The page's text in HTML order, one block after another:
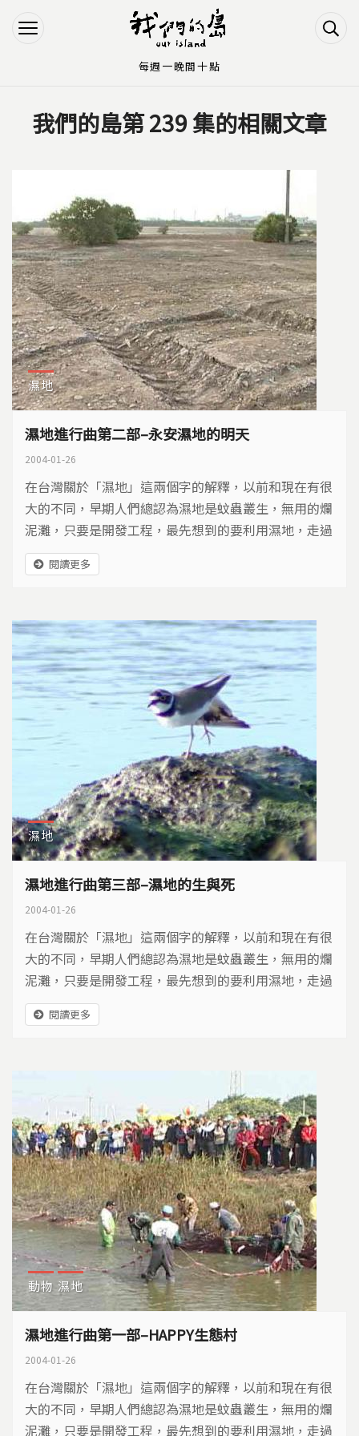
Jump to Navigation
Jump to Main content
您在這裡
我們的島第 239 集的相關文章
濕地
濕地進行曲第二部–永安濕地的明天
2004-01-26
在台灣關於「濕地」這兩個字的解釋，以前和現在有很
大的不同，早期人們總認為濕地是蚊蟲叢生，無用的爛
泥灘，只要是開發工程，最先想到的要利用濕地，走過
填海造陸、海岸大肆開發的年代，這些被蠶食之後，所
遺留下的濕地，現在反倒成為稀世珍寶，是生物的樂
閱讀更多
濕地
濕地進行曲第三部–濕地的生與死
2004-01-26
在台灣關於「濕地」這兩個字的解釋，以前和現在有很
大的不同，早期人們總認為濕地是蚊蟲叢生，無用的爛
泥灘，只要是開發工程，最先想到的要利用濕地，走過
填海造陸、海岸大肆開發的年代，這些被蠶食之後，所
遺留下的濕地，現在反倒成為稀世珍寶，是生物的樂
閱讀更多
動物 濕地
濕地進行曲第一部–HAPPY生態村
2004-01-26
在台灣關於「濕地」這兩個字的解釋，以前和現在有很
大的不同，早期人們總認為濕地是蚊蟲叢生，無用的爛
泥灘，只要是開發工程，最先想到的要利用濕地，走過
每週一晚間十點